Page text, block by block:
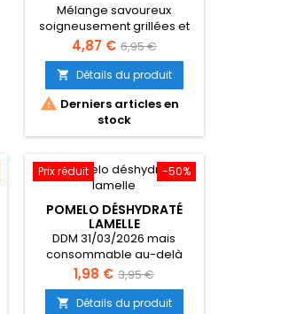
Mélange savoureux
soigneusement grillées et
légèrement salées pour un
apéritif croustillant et
gourmand.
Prix
4,87 € Prix
de
base
6,95 €
 Détails du produit
 Derniers articles en
stock
-50%
Prix réduit
POMELO DÉSHYDRATÉ
LAMELLE
DDM 31/03/2026 mais
consommable au-delà
Prix
1,98 € Prix
de
3,95 €
 Détails du produit